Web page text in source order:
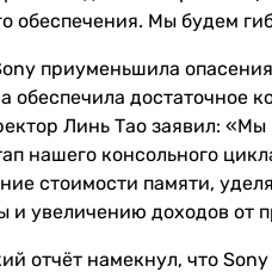
обеспечения. Мы будем
приуменьшила
обеспечила достаточное
Линь Тао заявил:
нашего консольного
стоимости памяти,
и увеличению доходов от
отчёт намекнул, что